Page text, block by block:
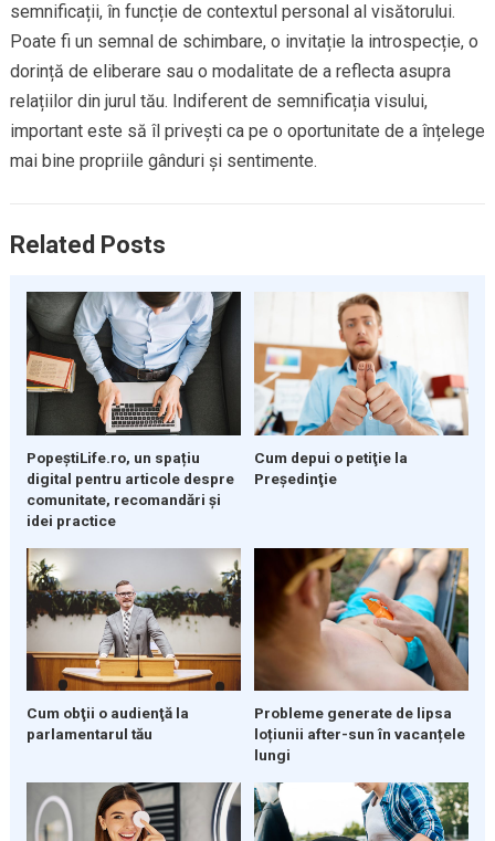
semnificații, în funcție de contextul personal al visătorului.
Poate fi un semnal de schimbare, o invitație la introspecție, o
dorință de eliberare sau o modalitate de a reflecta asupra
relațiilor din jurul tău. Indiferent de semnificația visului,
important este să îl privești ca pe o oportunitate de a înțelege
mai bine propriile gânduri și sentimente.
Related Posts
PopeștiLife.ro, un spațiu
digital pentru articole despre
comunitate, recomandări și
idei practice
Cum depui o petiţie la
Preşedinţie
Cum obţii o audienţă la
parlamentarul tău
Probleme generate de lipsa
loțiunii after-sun în vacanțele
lungi